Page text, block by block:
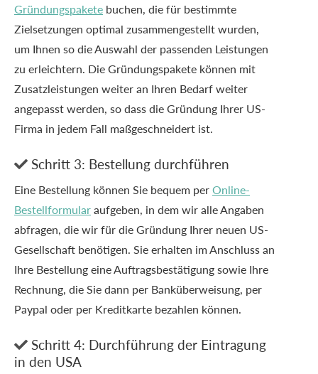
Gründungspakete buchen, die für bestimmte
Zielsetzungen optimal zusammengestellt wurden,
um Ihnen so die Auswahl der passenden Leistungen
zu erleichtern. Die Gründungspakete können mit
Zusatzleistungen weiter an Ihren Bedarf weiter
angepasst werden, so dass die Gründung Ihrer US-
Firma in jedem Fall maßgeschneidert ist.
 Schritt 3: Bestellung durchführen
Eine Bestellung können Sie bequem perOnline-
Bestellformularaufgeben, in dem wir alle Angaben
abfragen, die wir für die Gründung Ihrer neuen US-
Gesellschaft benötigen. Sie erhalten im Anschluss an
Ihre Bestellung eine Auftragsbestätigung sowie Ihre
Rechnung, die Sie dann per Banküberweisung, per
Paypal oder per Kreditkarte bezahlen können.
 Schritt 4: Durchführung der Eintragung
in den USA